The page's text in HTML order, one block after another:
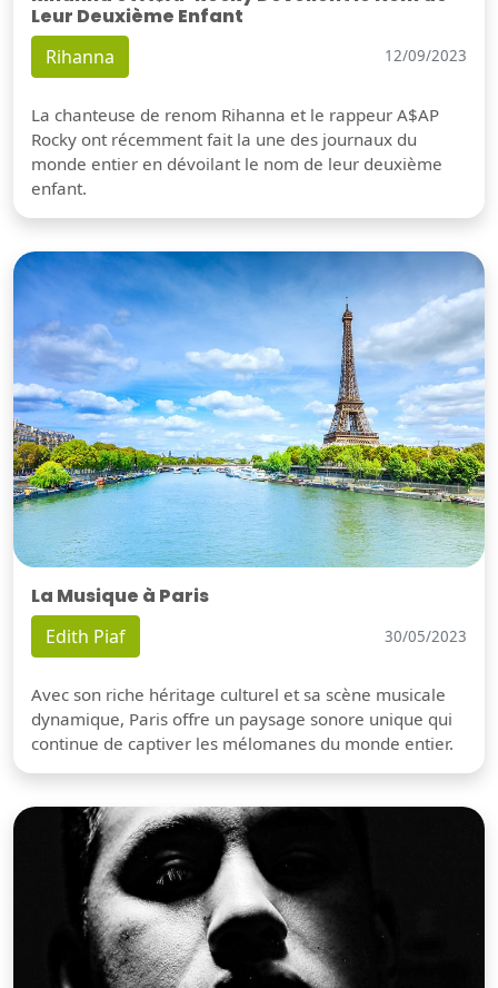
Leur Deuxième Enfant
Rihanna 12/09/2023
La chanteuse de renom Rihanna et le rappeur A$AP
Rocky ont récemment fait la une des journaux du
monde entier en dévoilant le nom de leur deuxième
enfant.
La Musique à Paris
Edith Piaf 30/05/2023
Avec son riche héritage culturel et sa scène musicale
dynamique, Paris offre un paysage sonore unique qui
continue de captiver les mélomanes du monde entier.